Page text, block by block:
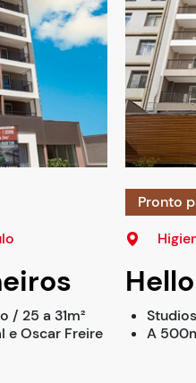
/ 25 a 31m²
e Oscar Freire
Pronto
A